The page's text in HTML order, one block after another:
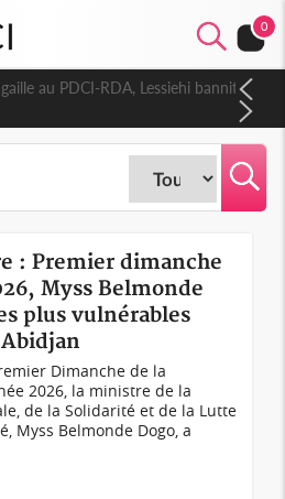
0
au PDCI-RDA, Lessiehi bannit
: Premier dimanche
Myss Belmonde
plus vulnérables
Dimanche de la
2026, la ministre de la
de la Solidarité et de la Lutte
Myss Belmonde Dogo, a